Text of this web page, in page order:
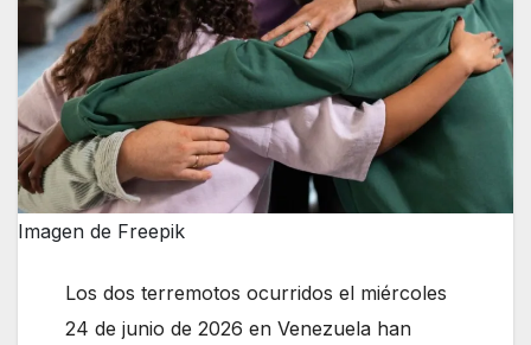
Imagen de Freepik
Los dos terremotos ocurridos el miércoles
24 de junio de 2026 en Venezuela han